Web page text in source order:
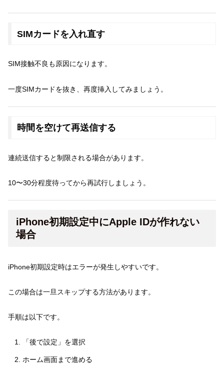
SIMカードを入れ直す
SIM接触不良も原因になります。
一度SIMカードを抜き、再度挿入してみましょう。
時間を空けて再送信する
連続送信すると制限される場合があります。
10〜30分程度待ってから再試行しましょう。
iPhone初期設定中にApple IDが作れない
場合
iPhone初期設定時はエラーが発生しやすいです。
この場合は一旦スキップする方法があります。
手順は以下です。
「後で設定」を選択
ホーム画面まで進める